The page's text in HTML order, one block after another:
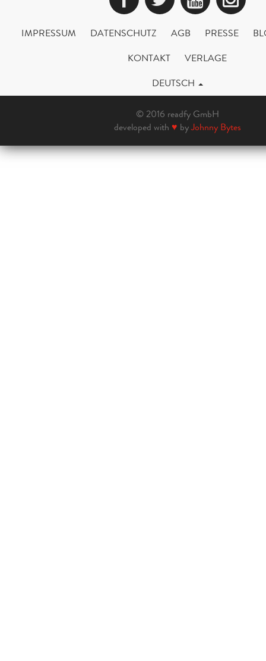
IMPRESSUM DATENSCHUTZ AGB PRESSE
KONTAKT
VERLAGE
DEUTSCH
© 2016 readfy GmbH
developed with ♥ byJohnny Bytes